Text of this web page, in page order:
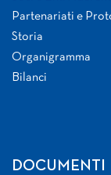
Partenariati e
Storia
Organigramma
Bilanci
DOCUMENTI